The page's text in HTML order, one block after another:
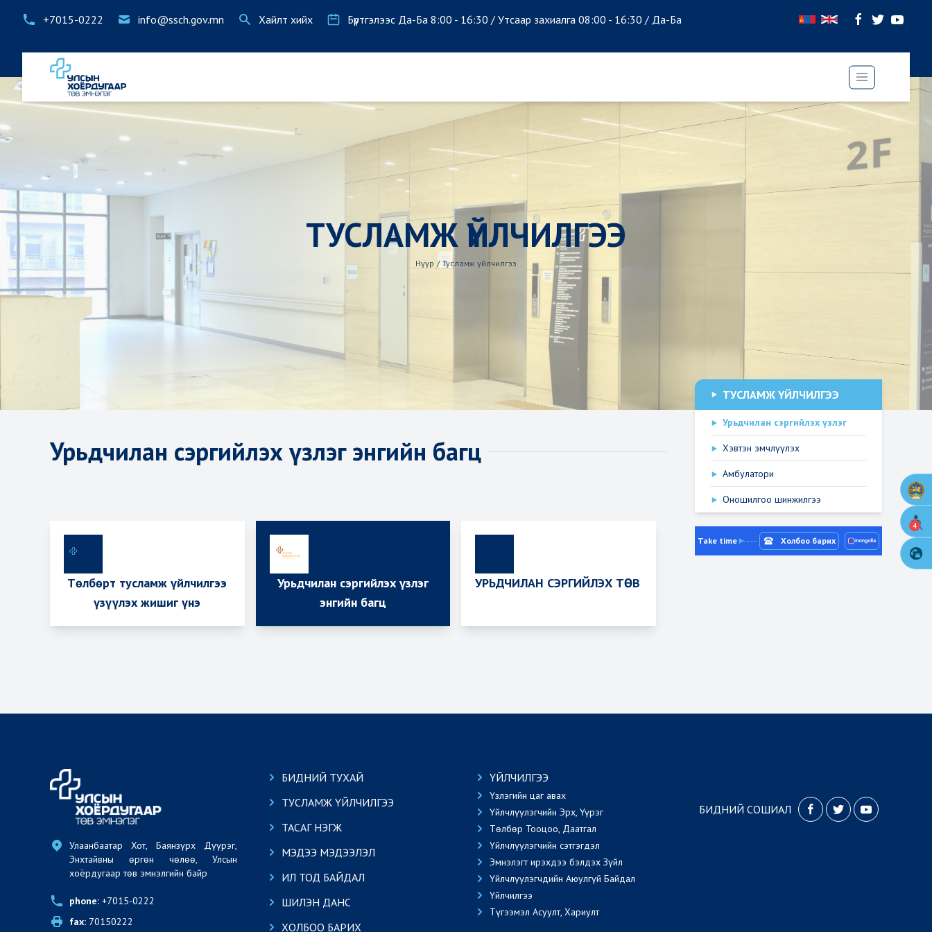
+7015-0222 info@ssch.gov.mn Хайлт хийх Бүртгэлээс Да-Ба 8:00 - 16:30 / Утсаар захиалга 08:00 - 16:30 / Да-Ба
ТУСЛАМЖ ҮЙЛЧИЛГЭЭ
Нүүр / Тусламж үйлчилгээ
Урьдчилан сэргийлэх үзлэг энгийн багц
Төлбөрт тусламж үйлчилгээ
үзүүлэх жишиг үнэ
Урьдчилан сэргийлэх үзлэг
энгийн багц
УРЬДЧИЛАН СЭРГИЙЛЭХ ТӨВ
ТУСЛАМЖ ҮЙЛЧИЛГЭЭ
Урьдчилан сэргийлэх үзлэг
Хэвтэн эмчлүүлэх
Амбулатори
Оношилгоо шинжилгээ
Take time Холбоо барих
Улаанбаатар Хот, Баянзүрх Дүүрэг,
Энхтайвны өргөн чөлөө, Улсын
хоёрдугаар төв эмнэлгийн байр
phone: +7015-0222
fax: 70150222
БИДНИЙ ТУХАЙ
ТУСЛАМЖ ҮЙЛЧИЛГЭЭ
ТАСАГ НЭГЖ
МЭДЭЭ МЭДЭЭЛЭЛ
ИЛ ТОД БАЙДАЛ
ШИЛЭН ДАНС
ХОЛБОО БАРИХ
ҮЙЛЧИЛГЭЭ
Үзлэгийн цаг авах
Үйлчлүүлэгчийн Эрх, Үүрэг
Төлбөр Тооцоо, Даатгал
Үйлчлүүлэгчийн сэтгэгдэл
Эмнэлэгт ирэхдээ бэлдэх Зүйл
Үйлчлүүлэгчдийн Аюулгүй Байдал
Үйлчилгээ
Түгээмэл Асуулт, Хариулт
БИДНИЙ СОШИАЛ
4